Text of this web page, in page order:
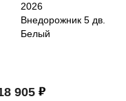
2026
Внедорожник 5 дв.
Белый
905